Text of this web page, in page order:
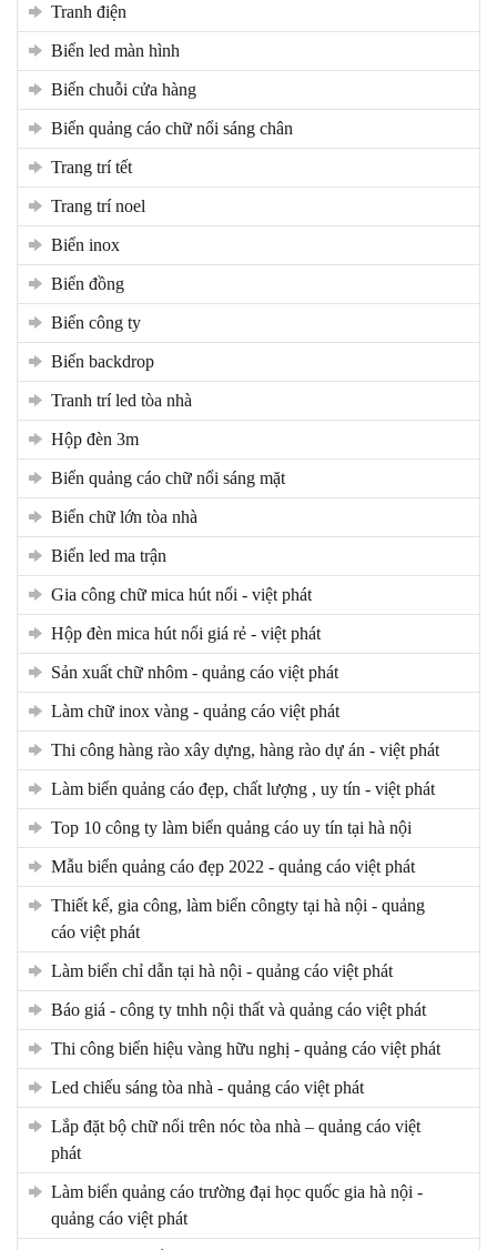
tranh điện
biển led màn hình
biển chuỗi cửa hàng
biển quảng cáo chữ nổi sáng chân
trang trí tết
trang trí noel
biển inox
biển đồng
biển công ty
biển backdrop
tranh trí led tòa nhà
hộp đèn 3m
biển quảng cáo chữ nổi sáng mặt
biển chữ lớn tòa nhà
biển led ma trận
gia công chữ mica hút nổi - việt phát
hộp đèn mica hút nổi giá rẻ - việt phát
sản xuất chữ nhôm - quảng cáo việt phát
làm chữ inox vàng - quảng cáo việt phát
thi công hàng rào xây dựng, hàng rào dự án - việt phát
làm biển quảng cáo đẹp, chất lượng , uy tín - việt phát
top 10 công ty làm biển quảng cáo uy tín tại hà nội
mẫu biển quảng cáo đẹp 2022 - quảng cáo việt phát
thiết kế, gia công, làm biển côngty tại hà nội - quảng
cáo việt phát
làm biển chỉ dẫn tại hà nội - quảng cáo việt phát
báo giá - công ty tnhh nội thất và quảng cáo việt phát
thi công biển hiệu vàng hữu nghị - quảng cáo việt phát
led chiếu sáng tòa nhà - quảng cáo việt phát
lắp đặt bộ chữ nổi trên nóc tòa nhà – quảng cáo việt
phát
làm biển quảng cáo trường đại học quốc gia hà nội -
quảng cáo việt phát